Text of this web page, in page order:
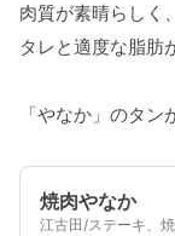
肉質が素晴らしく
タレと適度な脂肪
「やなか」のタ
焼肉やなか
江古田/ステーキ、